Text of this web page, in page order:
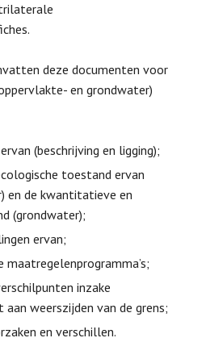
deze documenten voor
en grondwater)
(beschrijving en ligging);
toestand ervan
en de kwantitatieve en
(grondwater);
ervan;
inzake
weerszijden van de grens;
en verschillen.